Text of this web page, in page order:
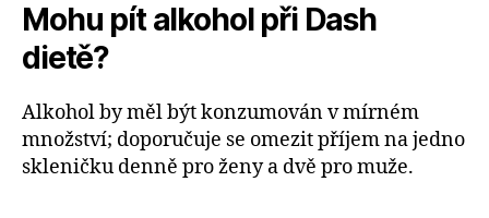
Mohu pít alkohol při Dash
dietě?
Alkohol by měl být konzumován v mírném
množství; doporučuje se omezit příjem na jedno
skleničku denně pro ženy a dvě pro muže.